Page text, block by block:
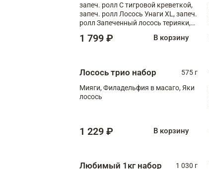
запеч. ролл С тигровой креветкой,
запеч. ролл Лосось Унаги XL, запеч.
ролл Запеченный лосось терияки,
1 799 ₽ В корзину
Лосось трио набор
575 г
Мияги, Филадельфия в масаго, Яки
лосось
1 229 ₽ В корзину
Любимый 1кг набор
1 030 г